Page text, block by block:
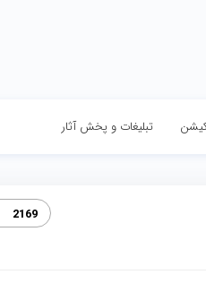
تبلیغات و پخش آثار
2169